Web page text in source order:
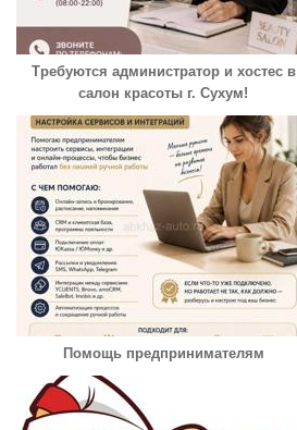
Требуются администратор и хостес в
салон красоты г. Сухум!
Помощь предпринимателям